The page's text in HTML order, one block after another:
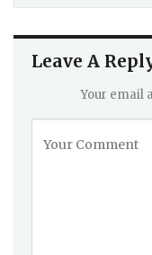
Leave A
Your email